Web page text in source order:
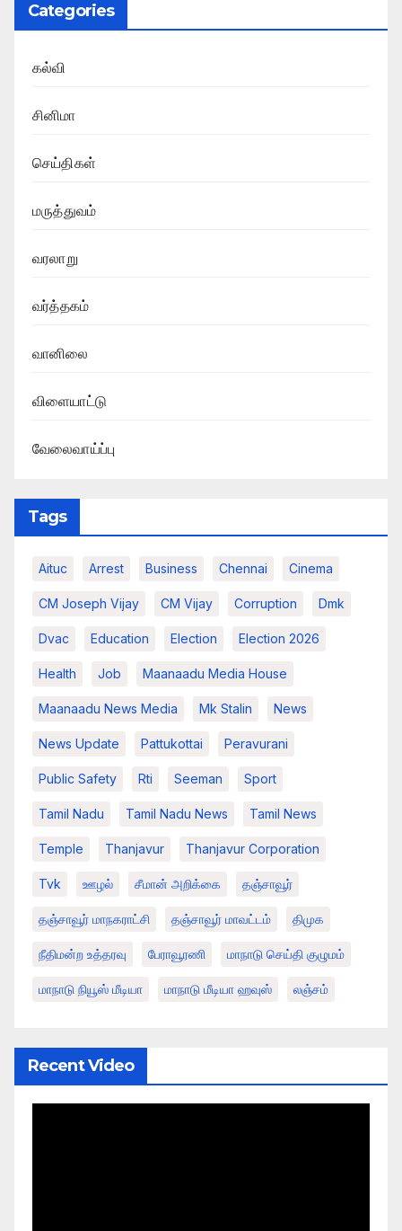
Categories
கல்வி
சினிமா
செய்திகள்
மருத்துவம்
வரலாறு
வர்த்தகம்
வானிலை
விளையாட்டு
வேலைவாய்ப்பு
Tags
Aituc Arrest Business Chennai Cinema
CM Joseph Vijay CM Vijay Corruption Dmk
Dvac Education Election Election 2026
Health Job Maanaadu Media House
Maanaadu News Media Mk Stalin News
News Update Pattukottai Peravurani
Public Safety Rti Seeman Sport
Tamil Nadu Tamil Nadu News Tamil News
Temple Thanjavur Thanjavur Corporation
Tvk ஊழல் சீமான் அறிக்கை தஞ்சாவூர்
தஞ்சாவூர் மாநகராட்சி தஞ்சாவூர் மாவட்டம் திமுக
நீதிமன்ற உத்தரவு பேராவூரணி மாநாடு செய்தி குழுமம்
மாநாடு நியூஸ் மீடியா மாநாடு மீடியா ஹவுஸ் லஞ்சம்
Recent Video